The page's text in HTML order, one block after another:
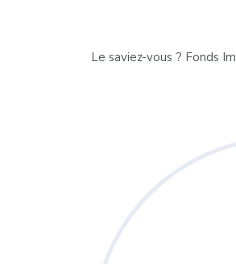
Le saviez-vous ? Fonds